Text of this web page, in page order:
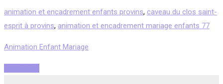
animation et encadrement enfants provins, caveau du clos saint-
esprit à provins, animation et encadrement mariage enfants 77
Animation Enfant Mariage